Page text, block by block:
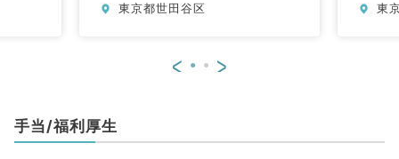
東京都世田谷区 東
< >
手当/福利厚生